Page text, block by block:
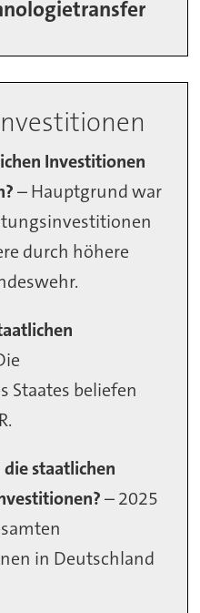
Investitionen
– Hauptgrund war
durch höhere
Staates beliefen
die staatlichen
– 2025
in Deutschland